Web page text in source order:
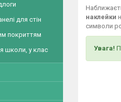
наклейки
символи
Увага!
для стін
покриттям
школи, у клас